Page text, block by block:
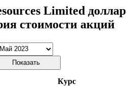
Limited доллар
стоимости акций
Курс